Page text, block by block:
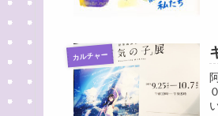
カルチャー